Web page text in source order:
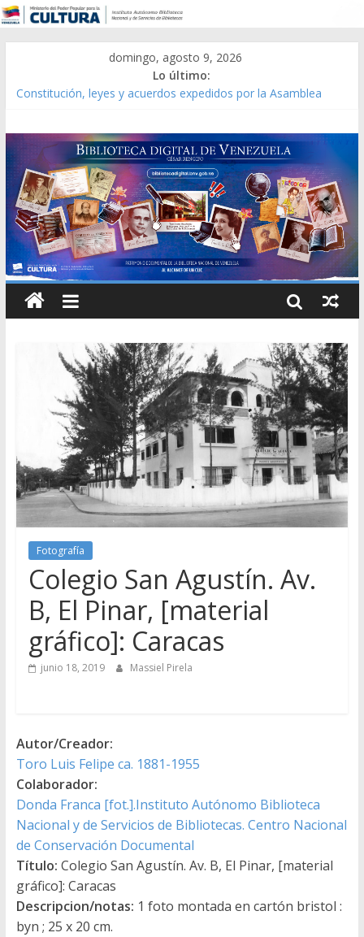
domingo, agosto 9, 2026
Lo último:
Constitución, leyes y acuerdos expedidos por la Asamblea
Modesta Bor Sánchez [material gráfico]
Gaceta Oficial de la República de Venezuela año CXXXIII Mes V,
Caracas 09 de marzo de 2006 N° 38.394
Catálogo temático de obras de Modesta Bor
Fotografía
Colegio San Agustín. Av.
B, El Pinar, [material
gráfico]: Caracas
junio 18, 2019 Massiel Pirela
Autor/Creador:
Toro Luis Felipe ca. 1881-1955
Colaborador:
Donda Franca [fot.].Instituto Autónomo Biblioteca
Nacional y de Servicios de Bibliotecas. Centro Nacional
de Conservación Documental
Título: Colegio San Agustín. Av. B, El Pinar, [material
gráfico]: Caracas
Descripcion/notas: 1 foto montada en cartón bristol :
byn ; 25 x 20 cm.